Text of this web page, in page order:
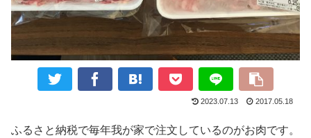
2023.07.13 2017.05.18
ふるさと納税で毎年我が家で注文しているのがお肉です。